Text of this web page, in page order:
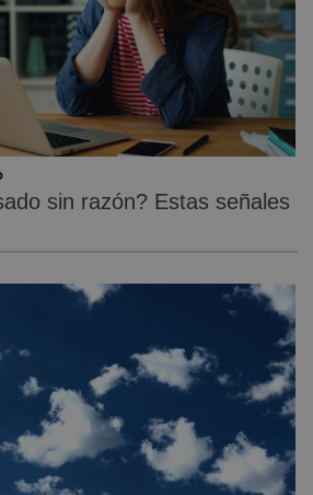
sin razón? Estas señales